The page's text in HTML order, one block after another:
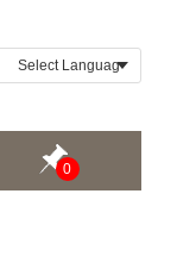
0